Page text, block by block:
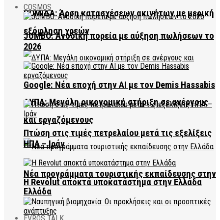
ΠΟΜΙΔΑ: Άρση κατασχέσεων ακινήτων με μερική
εξόφληση χρεών
ΔΥΠΑ: Μεγάλη οικονομική στήριξη σε ανέργους
και εργαζόμενους
Νέα προγράμματα τουριστικής εκπαίδευσης στην
Ελλάδα
EVROS TALK
COSMOS
JUMBO: Ανοδική πορεία με αύξηση πωλήσεων το
2026
Google: Νέα εποχή στην AI με τον Demis Hassabis
Πτώση στις τιμές πετρελαίου μετά τις εξελίξεις
ΗΠΑ – Ιράν
Η Revolut αποκτά υποκατάστημα στην Ελλάδα